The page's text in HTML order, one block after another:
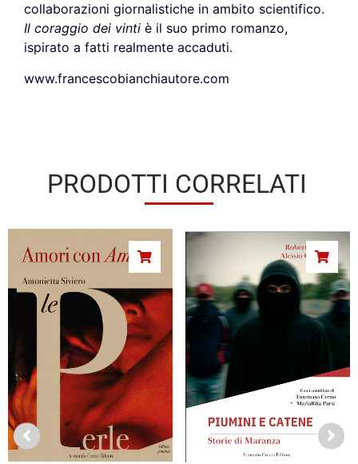
collaborazioni giornalistiche in ambito scientifico.
Il coraggio dei vinti è il suo primo romanzo,
ispirato a fatti realmente accaduti.
www.francescobianchiautore.com
PRODOTTI CORRELATI